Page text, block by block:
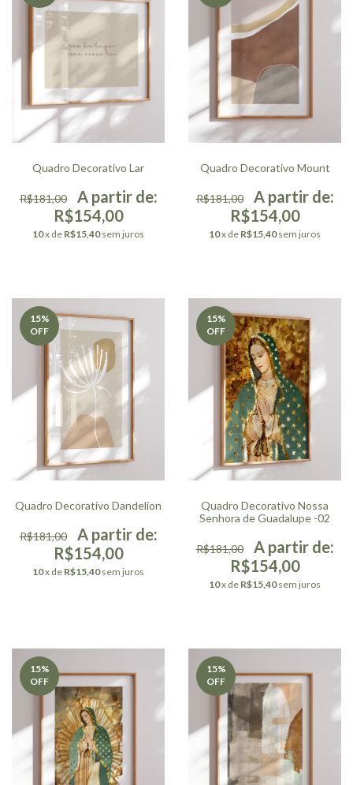
Quadro Decorativo Lar
R$181,00
R$154,00
10x de R$15,40 sem juros
Quadro Decorativo Mount
R$181,00
R$154,00
10x de R$15,40 sem juros
15%
OFF
Quadro Decorativo Dandelion
R$181,00
R$154,00
10x de R$15,40 sem juros
15%
OFF
Quadro Decorativo Nossa
Senhora de Guadalupe -02
R$181,00
R$154,00
10x de R$15,40 sem juros
15%
OFF
15%
OFF